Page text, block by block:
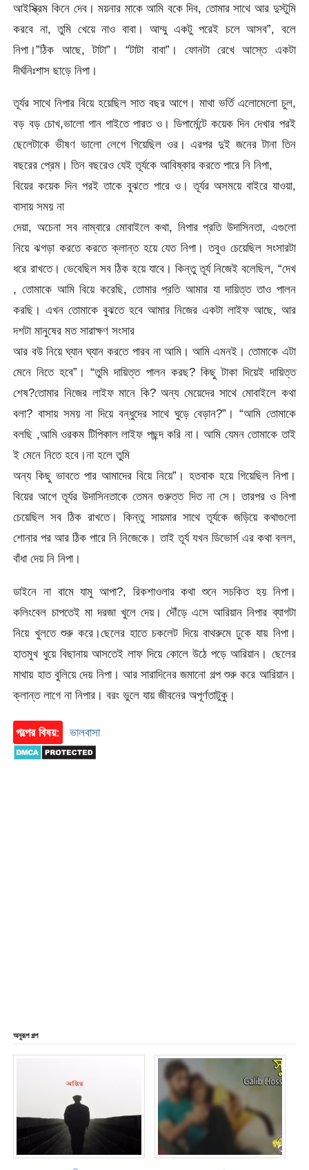
আইস্ক্রিম কিনে দেব। ময়নার মাকে আমি বকে দিব, তোমার সাথে আর দুস্টুমি
করবে না, তুমি খেয়ে নাও বাবা। আম্মু একটু পরেই চলে আসব”, বলে
নিপা।”ঠিক আছে, টাটা”। “টাটা বাবা”। ফোনটা রেখে আস্তে একটা
দীর্ঘনিঃশাস ছাড়ে নিপা।
তূর্যর সাথে নিপার বিয়ে হয়েছিল সাত বছর আগে। মাথা ভর্তি এলোমেলো চুল,
বড় বড় চোখ,ভালো গান গাইতে পারত ও। ডিপার্মেন্টে কয়েক দিন দেখার পরই
ছেলেটাকে ভীষণ ভালো লেগে গিয়েছিল ওর। এরপর দুই জনের টানা তিন
বছরের প্রেম। তিন বছরেও যেই তূর্যকে আবিষ্কার করতে পারে নি নিপা,
বিয়ের কয়েক দিন পরই তাকে বুঝতে পারে ও। তূর্যর অসময়ে বাইরে যাওয়া,
বাসায় সময় না
দেয়া, অচেনা সব নাম্বারে মোবাইলে কথা, নিপার প্রতি উদাসিনতা, এগুলো
নিয়ে ঝগড়া করতে করতে ক্লান্ত হয়ে যেত নিপা। তবুও চেয়েছিল সংসারটা
ধরে রাখতে। ভেবেছিল সব ঠিক হয়ে যাবে। কিন্তু তূর্য নিজেই বলেছিল, “দেখ
, তোমাকে আমি বিয়ে করেছি, তোমার প্রতি আমার যা দায়িত্ত তাও পালন
করছি। এখন তোমাকে বুঝতে হবে আমার নিজের একটা লাইফ আছে, আর
দশটা মানুষের মত সারাক্ষণ সংসার
আর বউ নিয়ে ঘ্যান ঘ্যান করতে পারব না আমি। আমি এমনই। তোমাকে এটা
মেনে নিতে হবে”। “তুমি দায়িত্ত পালন করছ? কিছু টাকা দিয়েই দায়িত্ত
শেষ?তোমার নিজের লাইফ মানে কি? অন্য মেয়েদের সাথে মোবাইলে কথা
বলা? বাসায় সময় না দিয়ে বন্ধুদের সাথে ঘুড়ে বেড়ান?”। “আমি তোমাকে
বলছি ,আমি ওরকম টিপিকাল লাইফ পছন্দ করি না। আমি যেমন তোমাকে তাই
ই মেনে নিতে হবে।না হলে তুমি
অন্য কিছু ভাবতে পার আমাদের বিয়ে নিয়ে”। হতবাক হয়ে গিয়েছিল নিপা।
বিয়ের আগে তূর্যর উদাসিনতাকে তেমন গুরুত্ত দিত না সে। তারপর ও নিপা
চেয়েছিল সব ঠিক রাখতে। কিন্তু সায়মার সাথে তূর্যকে জড়িয়ে কথাগুলো
শোনার পর আর ঠিক পারে নি নিজেকে। তাই তূর্য যখন ডিভোর্স এর কথা বলল,
বাঁধা দেয় নি নিপা।
ডাইনে না বামে যামু আপা?, রিকশাওলার কথা শুনে সচকিত হয় নিপা।
কলিংবেল চাপতেই মা দরজা খুলে দেয়। দৌঁড়ে এসে আরিয়ান নিপার ব্যাগটা
নিয়ে খুলতে শুরু করে।ছেলের হাতে চকলেট দিয়ে বাথরুমে ঢুকে যায় নিপা।
হাতমুখ ধুয়ে বিছানায় আসতেই লাফ দিয়ে কোলে উঠে পড়ে আরিয়ান। ছেলের
মাথায় হাত বুলিয়ে দেয় নিপা। আর সারাদিনের জমানো গল্প শুরু করে আরিয়ান।
ক্লান্ত লাগে না নিপার। বরং ভুলে যায় জীবনের অপূর্ণতাটুকু।
গল্পের বিষয়: ভালবাসা
অনুরূপ গল্প